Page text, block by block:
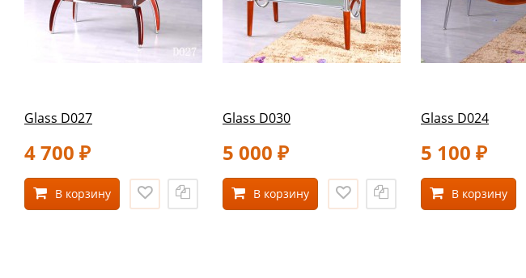
Glass D027
4 700 ₽
В корзину
Glass D030
5 000 ₽
В корзину
Glass D024
5 100 ₽
В корзину